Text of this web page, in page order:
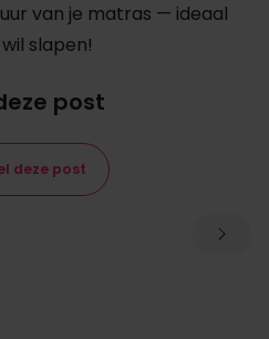
van je matras — ideaal
slapen!
post
deze post